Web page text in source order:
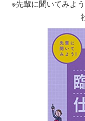
※先輩に聞いてみよ